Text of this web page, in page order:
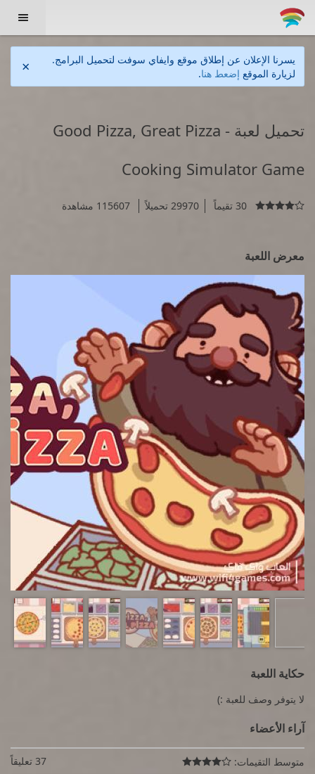

يسرنا الإعلان عن إطلاق موقع وايفاي سوفت لتحميل البرامج.
لزيارة الموقع إضعط هنا.
×
تحميل لعبة Good Pizza, Great Pizza -
Cooking Simulator Game
 30 تقيماً 29970 تحميلاً 115607 مشاهدة
معرض اللعبة
حكاية اللعبة
لا يتوفر وصف للعبة :)
آراء الأعضاء
متوسط التقيمات:  37 تعليقاً